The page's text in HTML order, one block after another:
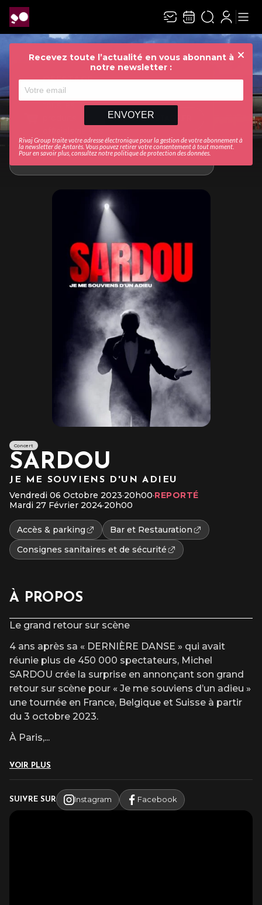
Recevez toute l’actualité en vous abonnant à
notre newsletter :
ENVOYER
Rivaj Group traite votre adresse électronique pour la gestion de votre abonnement à
la newsletter deAntarès . Vous pouvez retirer votre consentement à tout moment.
Pour en savoir plus, consultez notrepolitique de protection des données
OFFSTAGE
Retrouvez
artistes
préférés !
WWW.OFFSTAGE.FR
Concert
SARDOU
JE ME SOUVIENS D'UN ADIEU
Vendredi 06 Octobre 2023·20h00·REPORTÉ
Mardi 27 Février 2024·20h00
Accès & parking
Bar et Restauration
Consignes sanitaires et de sécurité
À PROPOS
Le grand retour sur scène
4 ans après sa « DERNIÈRE DANSE » qui avait
réunie plus de 450 000 spectateurs, Michel
SARDOU crée la surprise en annonçant son grand
retour sur scène pour « Je me souviens d’un adieu »
une tournée en France, Belgique et Suisse à partir
du 3 octobre 2023.
À Paris,...
VOIR PLUS
SUIVRE SUR Instagram Facebook